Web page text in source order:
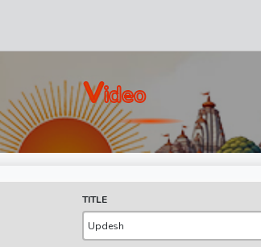
VIdeo
TITLE